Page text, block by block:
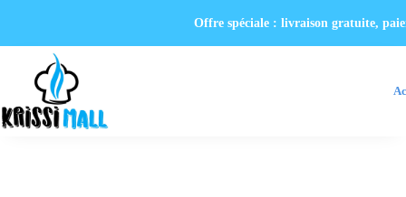
Offre spéciale : livraison gratuite,